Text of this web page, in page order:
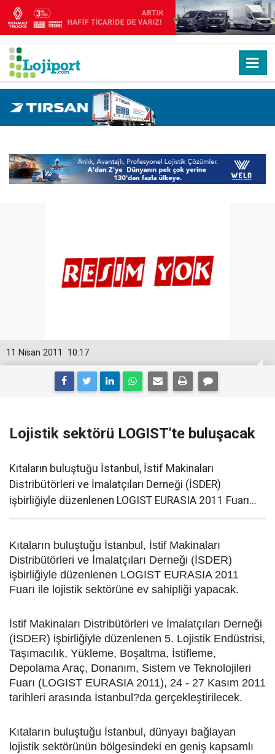
10:17
11 Nisan 2011
Lojistik sektörü LOGIST'te buluşacak
Kıtaların buluştuğu İstanbul, İstif Makinaları
Distribütörleri ve İmalatçıları Derneği (İSDER)
işbirliğiyle düzenlenen LOGIST EURASIA 2011 Fuarı...
Kıtaların buluştuğu İstanbul, İstif Makinaları
Distribütörleri ve İmalatçıları Derneği (İSDER)
işbirliğiyle düzenlenen LOGIST EURASIA 2011
Fuarı ile lojistik sektörüne ev sahipliği yapacak.
İstif Makinaları Distribütörleri ve İmalatçıları Derneği
(İSDER) işbirliğiyle düzenlenen 5. Lojistik Endüstrisi,
Taşımacılık, Yükleme, Boşaltma, İstifleme,
Depolama Araç, Donanım, Sistem ve Teknolojileri
Fuarı (LOGIST EURASIA 2011), 24 - 27 Kasım 2011
tarihleri arasında İstanbul?da gerçekleştirilecek.
Kıtaların buluştuğu İstanbul, dünyayı bağlayan
lojistik sektörünün bölgesindeki en geniş kapsamlı